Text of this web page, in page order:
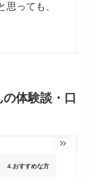
思っても、
体験談・口
4.おすすめな方